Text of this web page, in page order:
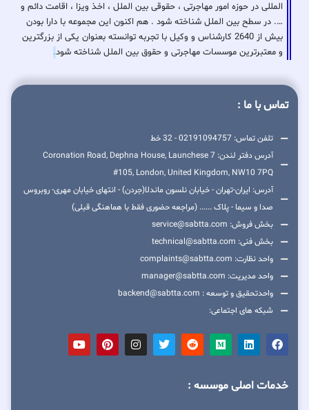
المللی در حوزه امور مهاجرتی ، حقوقی بین الملل ، اخذ ویزا ، اقامت دائم و
…. در سطح بین الملل شناخته شود . هم اکنون این مجموعه با دارا بودن
بیش از 2640 کارشناس و وکیل با تجربه توانسته بعنوان یکی از بزرگترین
و معتبرترین موسسات مهاجرتی و حقوق بین الملل شناخته شود.
تماس با ما :
تلفن تماس: 02191094757 - 32 خط
آدرس دفتر لندن: 7 Coronation Road, Dephna House, Launchese
#105, London, United Kingdom, NW10 7PQ
آدرس: ایران-تهران - خیابان نلسون ماندلا(جردن) - انتهای خیابان مهری- روبروس
صدا و سیما - پلاک ...... (مراجعه حضوری فقط با هماهنگی قبلی)
بخش فروش: service@sabtta.com
بخش فنی: technical@sabtta.com
واحد نظارت: complaints@sabtta.com
واحد مدیریت: manager@sabtta.com
واحدتحقیق و توسعه : backend@sabtta.com
شبکه های اجتماعی:
خدمات اصلی موسسه :